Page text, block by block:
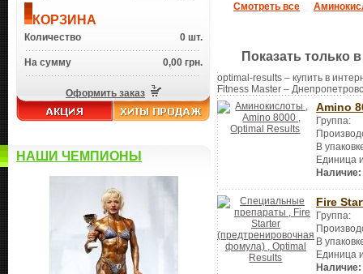
КОРЗИНА
Количество 0 шт.
На сумму 0,00 грн.
Оформить заказ
НАШИ ЧЕМПИОНЫ
Смотреть все
Показать только
optimal-results – купить в
Fitness Master –
Amino
Группа:
В
Единица
Наличие:
Fire
Группа:
В
Единица
Наличие: